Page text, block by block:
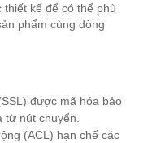
kế để có thể phù
phẩm cùng dòng
được mã hóa bảo
nút chuyển.
(ACL) hạn chế các